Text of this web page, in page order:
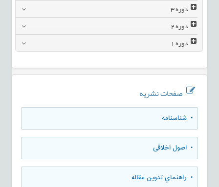
دوره3
دوره2
دوره1
صفحات نشریه
• شناسنامه
• اصول اخلاقی
• راهنماي تدوين مقاله